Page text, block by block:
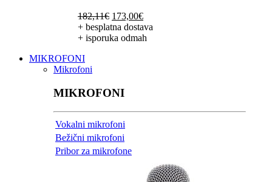
182,11€ Izvorna
cijena
bila
173,00€Trenutna
cijena
je:
+ besplatna dostava
+ isporuka odmah
MIKROFONI
Mikrofoni
MIKROFONI
Vokalni mikrofoni
Bežični mikrofoni
Pribor za mikrofone